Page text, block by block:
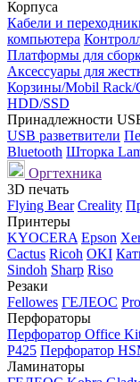
Корпуса
Кабели и
компьютера
Платформы для
Аксессуары для
Корзины/Mobil Rack/
HDD/SSD
Принадлежности
USB разветвители
Bluetooth Шторка
Оргтехника
3D печать
Flying Bear Creality
Принтеры
KYOCERA Epson
Cactus Ricoh OKI
Sindoh Sharp Riso
Резаки
Fellowes ГЕЛЕОС
Перфораторы
Перфоратор Office
P425 Перфоратор
Ламинаторы